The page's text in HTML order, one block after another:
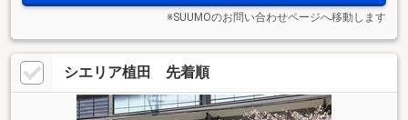
※SUUMOのお問い合わせページへ移動します
シエリア植田 先着順